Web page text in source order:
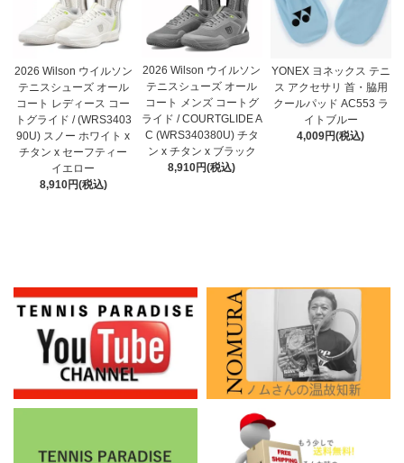
2026 Wilson ウイルソン
テニスシューズ オール
コート レディース コー
トグライド / (WRS3403
90U) スノー ホワイト x
チタン x セーフティー
イエロー
8,910円(税込)
2026 Wilson ウイルソン
テニスシューズ オール
コート メンズ コートグ
ライド / COURTGLIDE A
C (WRS340380U) チタ
ン x チタン x ブラック
8,910円(税込)
YONEX ヨネックス テニ
ス アクセサリ 首・脇用
クールパッド AC553 ラ
イトブルー
4,009円(税込)